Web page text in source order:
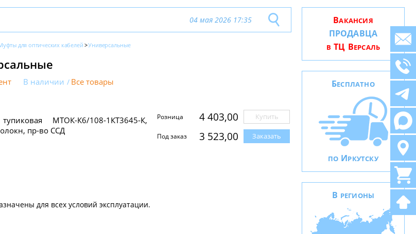
04 мая 2026 17:35
для оптических кабелей Универсальные
В наличии Все товары
МТОК-К6/108-1КТ3645-К,
пр-во ССД
Розница 4 403,00 Купить
Под заказ 3 523,00 Заказать
для всех условий эксплуатации.
ВАКАНСИЯ
ПРОДАВЦА
В ТЦ ВЕРСАЛЬ
БЕСПЛАТНО
ПО ИРКУТСКУ
В РЕГИОНЫ